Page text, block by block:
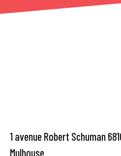
1 avenue Robert Schuman
Mulhouse